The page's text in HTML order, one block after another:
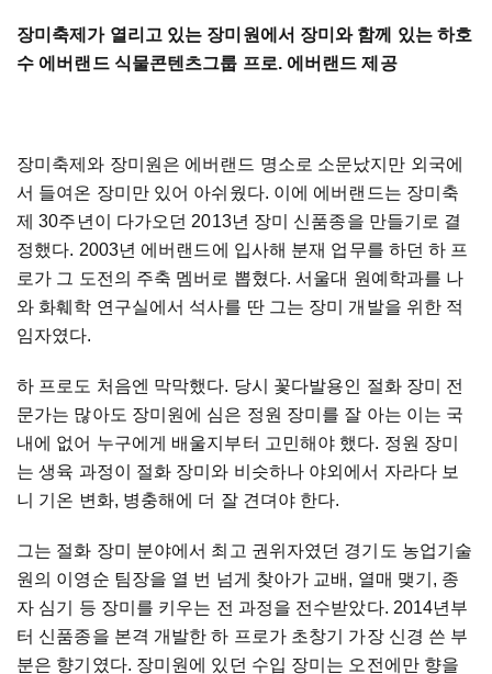
장미축제가 열리고 있는 장미원에서 장미와 함께 있는 하호
수 에버랜드 식물콘텐츠그룹 프로. 에버랜드 제공
장미축제와 장미원은 에버랜드 명소로 소문났지만 외국에
서 들여온 장미만 있어 아쉬웠다. 이에 에버랜드는 장미축
제 30주년이 다가오던 2013년 장미 신품종을 만들기로 결
정했다. 2003년 에버랜드에 입사해 분재 업무를 하던 하 프
로가 그 도전의 주축 멤버로 뽑혔다. 서울대 원예학과를 나
와 화훼학 연구실에서 석사를 딴 그는 장미 개발을 위한 적
임자였다.
하 프로도 처음엔 막막했다. 당시 꽃다발용인 절화 장미 전
문가는 많아도 장미원에 심은 정원 장미를 잘 아는 이는 국
내에 없어 누구에게 배울지부터 고민해야 했다. 정원 장미
는 생육 과정이 절화 장미와 비슷하나 야외에서 자라다 보
니 기온 변화, 병충해에 더 잘 견뎌야 한다.
그는 절화 장미 분야에서 최고 권위자였던 경기도 농업기술
원의 이영순 팀장을 열 번 넘게 찾아가 교배, 열매 맺기, 종
자 심기 등 장미를 키우는 전 과정을 전수받았다. 2014년부
터 신품종을 본격 개발한 하 프로가 초창기 가장 신경 쓴 부
분은 향기였다. 장미원에 있던 수입 장미는 오전에만 향을